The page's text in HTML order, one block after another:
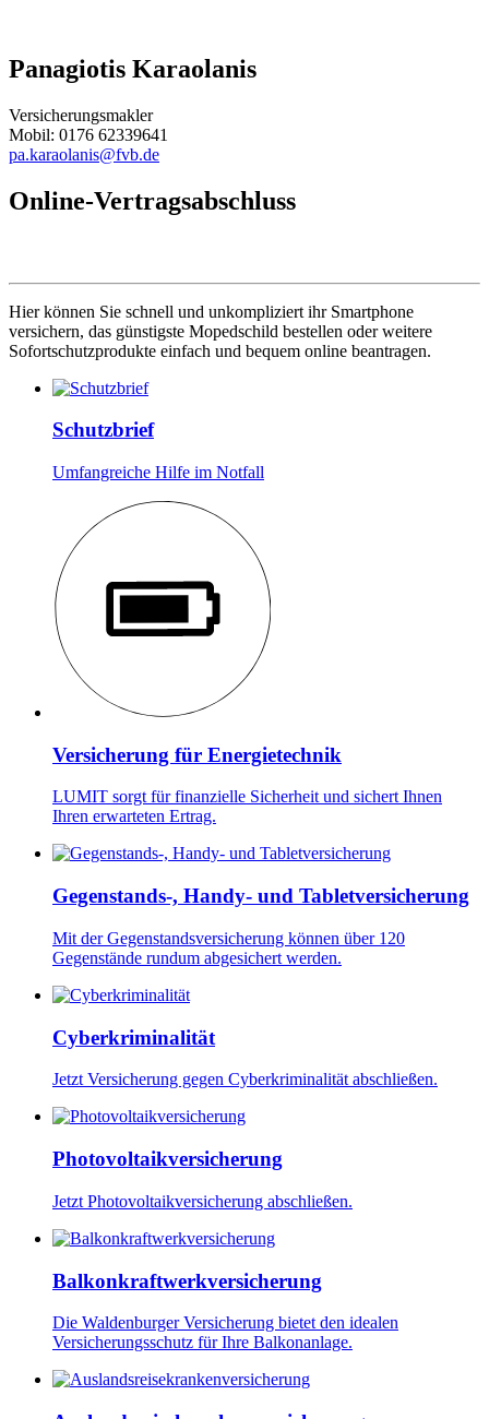
Panagiotis Karaolanis
Versicherungsmakler
Mobil: 0176 62339641
pa.karaolanis@fvb.de
Online-Vertragsabschluss
Hier können Sie schnell und unkompliziert ihr Smartphone
versichern, das günstigste Mopedschild bestellen oder weitere
Sofortschutzprodukte einfach und bequem online beantragen.
Schutzbrief
Umfangreiche Hilfe im Notfall
Versicherung für Energietechnik
LUMIT sorgt für finanzielle Sicherheit und sichert Ihnen
Ihren erwarteten Ertrag.
Gegenstands-, Handy- und Tabletversicherung
Mit der Gegenstandsversicherung können über 120
Gegenstände rundum abgesichert werden.
Cyberkriminalität
Jetzt Versicherung gegen Cyberkriminalität abschließen.
Photovoltaikversicherung
Jetzt Photovoltaikversicherung abschließen.
Balkonkraftwerkversicherung
Die Waldenburger Versicherung bietet den idealen
Versicherungsschutz für Ihre Balkonanlage.